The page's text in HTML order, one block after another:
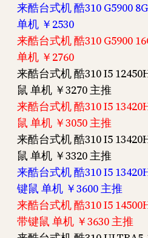
来酷台式机 酷310 G5900
单机 ￥2530
来酷台式机 酷310 G5900
单机 ￥2760
来酷台式机 酷310 I5
鼠 单机 ￥3270 主推
来酷台式机 酷310 I5
鼠 单机 ￥3050 主推
来酷台式机 酷310 I5
鼠 单机 ￥3320 主推
来酷台式机 酷310 I5
键鼠 单机 ￥3600 主推
来酷台式机 酷310 I5
带键鼠 单机 ￥3630 主推